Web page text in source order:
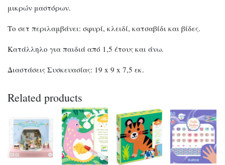
μικρών μαστόρων.
Το σετ περιλαμβάνει: σφυρί, κλειδί, κατσαβίδι και βίδες.
Κατάλληλο για παιδιά από 1,5 έτους και άνω.
Διαστάσεις Συσκευασίας: 19 x 9 x 7,5 εκ.
Related products